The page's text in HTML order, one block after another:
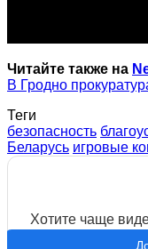
Читайте также на
В Гродно
Теги
безопасность
Беларусь игровые
Хотите чаще